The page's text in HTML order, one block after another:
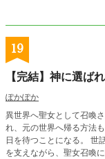
19
【完結】神に選ば
ぽかぽか
異世界へ聖女として召喚された会社員・美
れ、元の世界へ帰る方法
日を待つことになる。 世話係を任された若き神官セシルは、不安を抱える美香
を支えながら、聖女召喚に隠さ